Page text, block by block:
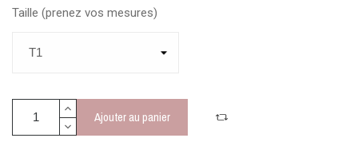
Taille (prenez vos mesures)
Ajouter au panier